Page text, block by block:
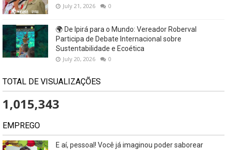
July 21, 2026 0
🌍 De Ipirá para o Mundo: Vereador Roberval
Participa de Debate Internacional sobre
Sustentabilidade e Ecoética
July 20, 2026 0
TOTAL DE VISUALIZAÇÕES
1,015,343
EMPREGO
E aí, pessoal! Você já imaginou poder saborear